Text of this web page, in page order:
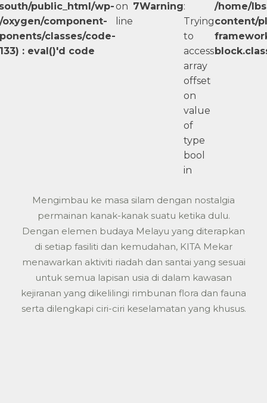
public_html/wp-
component-
classes/code-
: eval()'d code
on
line
7Warning:
Trying
to
access
array
offset
on
value
of
type
bool
in
/home/
content/
Mengimbau ke masa silam dengan nostalgia
permainan kanak-kanak suatu ketika dulu.
Dengan elemen budaya Melayu yang diterapkan
di setiap fasiliti dan kemudahan, KITA Mekar
menawarkan aktiviti riadah dan santai yang sesuai
untuk semua lapisan usia di dalam kawasan
kejiranan yang dikelilingi rimbunan flora dan fauna
serta dilengkapi ciri-ciri keselamatan yang khusus.